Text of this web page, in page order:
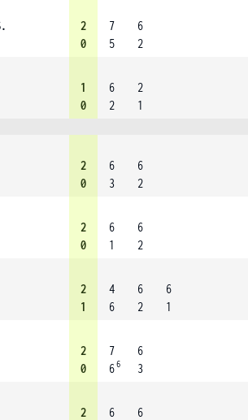
2
0
7
5
6
2
1
0
6
2
2
1
2
0
6
3
6
2
2
0
6
1
6
2
2
1
4
6
6
2
6
1
2
0
7
66
6
3
2
6
6